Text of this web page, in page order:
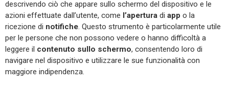
descrivendo ciò che appare sullo schermo del dispositivo e le
azioni effettuate dall’utente, come l’apertura di app o la
ricezione di notifiche. Questo strumento è particolarmente utile
per le persone che non possono vedere o hanno difficoltà a
leggere il contenuto sullo schermo, consentendo loro di
navigare nel dispositivo e utilizzare le sue funzionalità con
maggiore indipendenza.